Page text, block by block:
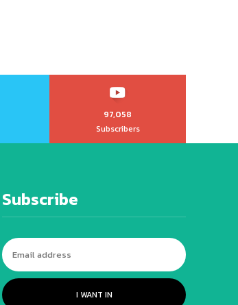
97,058
Subscribers
Subscribe
I WANT IN